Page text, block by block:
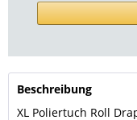
Beschreibung
XL Poliertuch Roll